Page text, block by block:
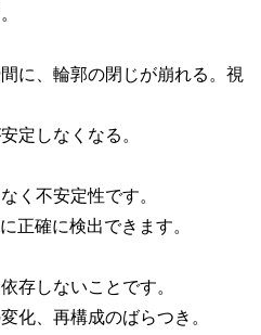
に、輪郭の閉じが崩れる。視
定しなくなる。
く不安定性です。
正確に検出できます。
存しないことです。
化、再構成のばらつき。